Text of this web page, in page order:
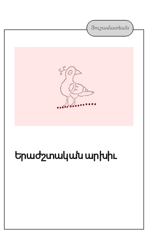
Յուշամատեան
Երաժշտական արխիւ